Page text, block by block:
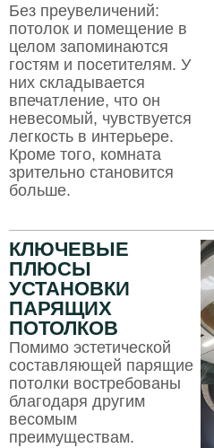
Без преувеличений:
потолок и помещение в
целом запоминаются
гостям и посетителям. У
них складывается
впечатление, что он
невесомый, чувствуется
легкость в интерьере.
Кроме того, комната
зрительно становится
больше.
КЛЮЧЕВЫЕ
ПЛЮСЫ
УСТАНОВКИ
ПАРЯЩИХ
ПОТОЛКОВ
Помимо эстетической
составляющей парящие
потолки востребованы
благодаря другим
весомым
преимуществам.